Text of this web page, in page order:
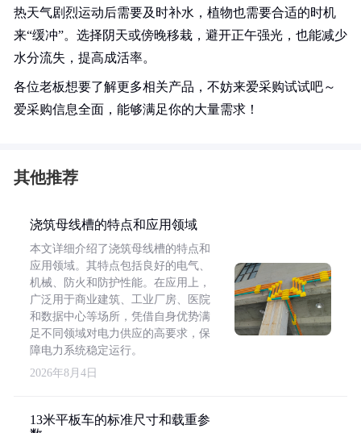
热天气剧烈运动后需要及时补水，植物也需要合适的时机
来“缓冲”。选择阴天或傍晚移栽，避开正午强光，也能减少
水分流失，提高成活率。
各位老板想要了解更多相关产品，不妨来爱采购试试吧～
爱采购信息全面，能够满足你的大量需求！
其他推荐
浇筑母线槽的特点和应用领域
本文详细介绍了浇筑母线槽的特点和
应用领域。其特点包括良好的电气、
机械、防火和防护性能。在应用上，
广泛用于商业建筑、工业厂房、医院
和数据中心等场所，凭借自身优势满
足不同领域对电力供应的高要求，保
障电力系统稳定运行。
2026年8月4日
13米平板车的标准尺寸和载重参